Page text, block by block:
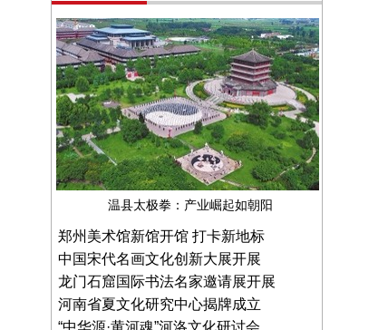
温县太极拳：产业崛起如朝阳
郑州美术馆新馆开馆 打卡新地标
中国宋代名画文化创新大展开展
龙门石窟国际书法名家邀请展开展
河南省夏文化研究中心揭牌成立
“中华源·黄河魂”河洛文化研讨会